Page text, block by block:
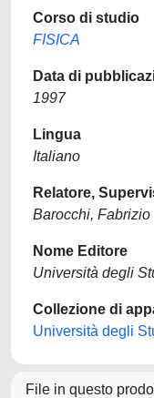
Corso di studio
FISICA
Data di
1997
Lingua
Italiano
Relatore,
Barocchi, Fabrizio
Nome Editore
Università degli
Collezione di
Università degli
File in questo